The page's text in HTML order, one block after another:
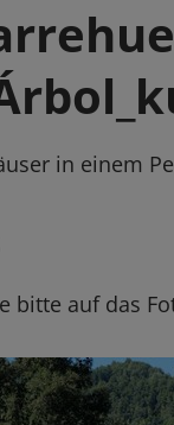
in einem
bitte auf das